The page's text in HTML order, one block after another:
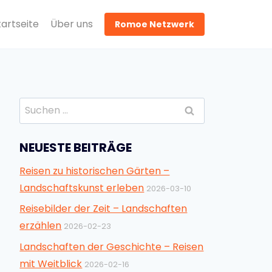
Über uns Romoe Netzwerk
Suchen
nach:
NEUESTE BEITRÄGE
Reisen zu historischen Gärten –
Landschaftskunst erleben 2026-03-10
Reisebilder der Zeit – Landschaften
erzählen 2026-02-23
Landschaften der Geschichte – Reisen
mit Weitblick 2026-02-16